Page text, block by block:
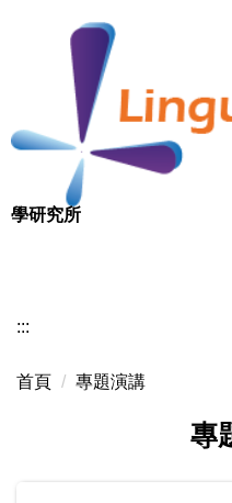
學研究所
:::
首頁 專題演講
專